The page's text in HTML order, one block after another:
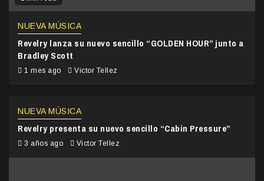
NUEVA MÚSICA
Revelry lanza su nuevo sencillo “GOLDEN HOUR” junto a
Bradley Scott
1 mes ago Victor Tellez
NUEVA MÚSICA
Revelry presenta su nuevo sencillo “Cabin Pressure”
3 años ago Victor Tellez